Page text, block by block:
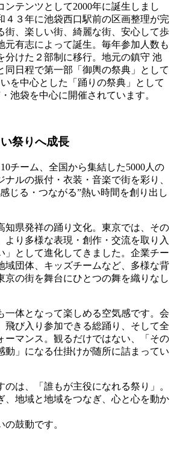
ンテンツとして2000年に誕生しまし
４３年に池袋西口駅前の区画整理が完
街、楽しい街、綺麗な街、安心して歩
元有志によって誕生。毎年参加人数も
分けた２部制に移行。地元の鎮守 池
同日程で第一部「御輿の祭典」として
を中心とした「踊りの祭典」として
池袋を中心に開催されています。
祭りへ成長
チーム、全国から集結した5000人の
ナルの振付・衣装・音楽で街を彩り、
じる・つながる”熱い時間を創り出し
知県発祥の踊り文化。東京では、その
より多様な表現・創作・交流を取り入
」として進化してきました。企業チー
域団体、キッズチームなど、多様な背
京の街を舞台にひとつの舞を織りなし
一体となって楽しめる空気感です。会
飛び入り参加できる総踊り、そして全
ーマンス。観るだけではない、「その
動」になる仕掛けが随所に詰まってい
は、「誰もが主役になれる祭り」。
、地域と地域をつなぎ、心と心を動か
鼓動です。